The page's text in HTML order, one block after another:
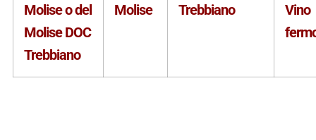
Molise o del
Molise DOC
Trebbiano
Molise Trebbiano
Vino